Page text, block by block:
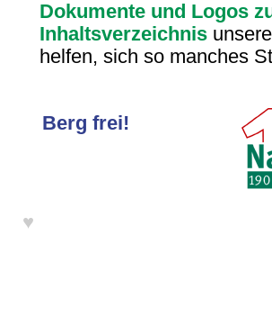
Dokumente und Logos
Inhaltsverzeichnis
helfen, sich so manches
Berg frei!
♥